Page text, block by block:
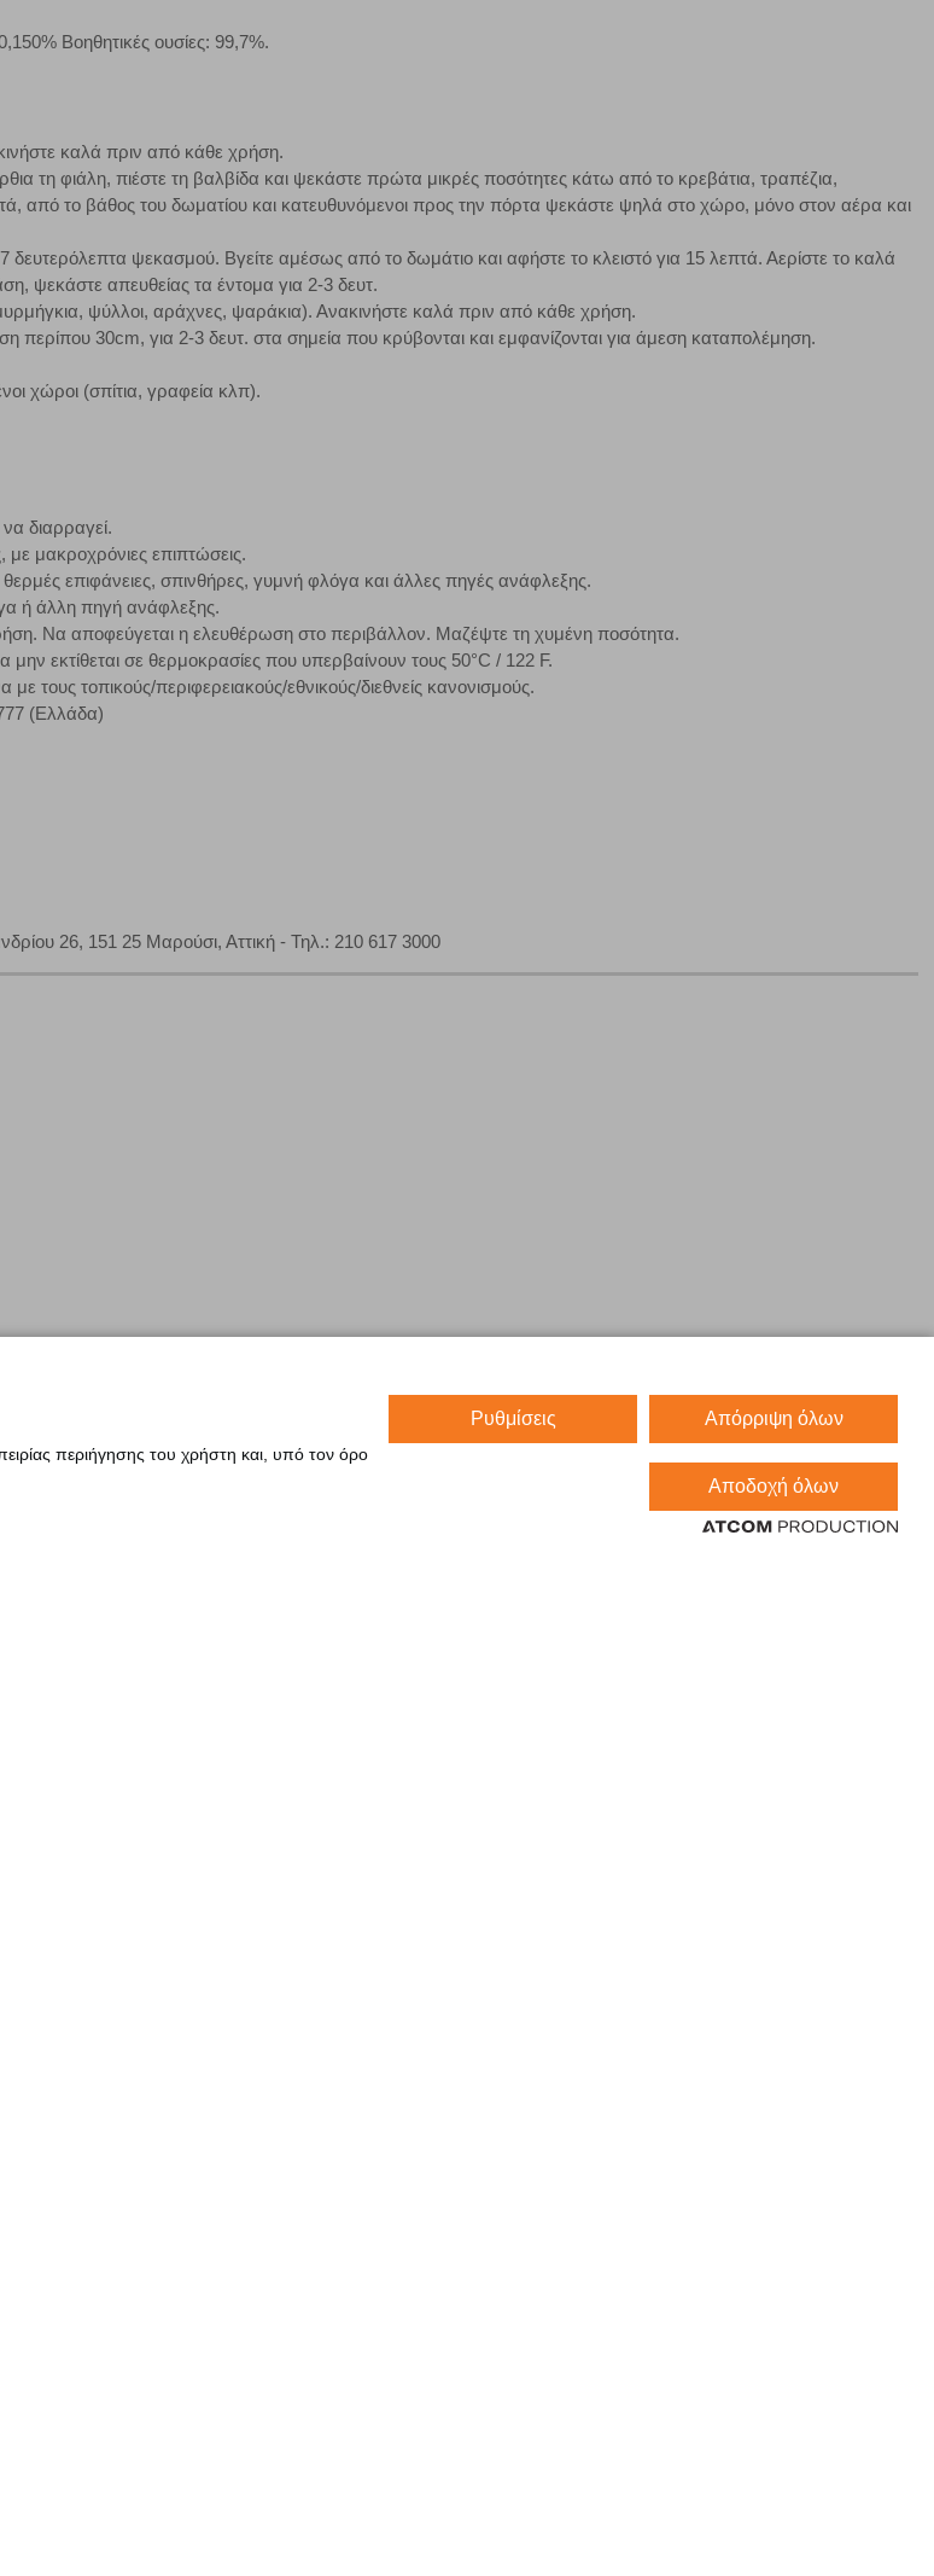
Βοηθητικές ουσίες: 99,7%.
καλά πριν από κάθε χρήση.
τη φιάλη, πιέστε τη βαλβίδα και ψεκάστε πρώτα μικρές ποσότητες κάτω από το κρεβάτια, τραπέζια,
από το βάθος του δωματίου και κατευθυνόμενοι προς την πόρτα ψεκάστε ψηλά στο χώρο, μόνο στον αέρα και
δευτερόλεπτα ψεκασμού. Βγείτε αμέσως από το δωμάτιο και αφήστε το κλειστό για 15 λεπτά. Αερίστε το καλά
ψεκάστε απευθείας τα έντομα για 2-3 δευτ.
ψύλλοι, αράχνες, ψαράκια). Ανακινήστε καλά πριν από κάθε χρήση.
30cm, για 2-3 δευτ. στα σημεία που κρύβονται και εμφανίζονται για άμεση καταπολέμηση.
χώροι (σπίτια, γραφεία κλπ).
διαρραγεί.
με μακροχρόνιες επιπτώσεις.
επιφάνειες, σπινθήρες, γυμνή φλόγα και άλλες πηγές ανάφλεξης.
ή άλλη πηγή ανάφλεξης.
Να αποφεύγεται η ελευθέρωση στο περιβάλλον. Μαζέψτε τη χυμένη ποσότητα.
μην εκτίθεται σε θερμοκρασίες που υπερβαίνουν τους 50°C / 122 F.
τους τοπικούς/περιφερειακούς/εθνικούς/διεθνείς κανονισμούς.
(Ελλάδα)
26, 151 25 Μαρούσι, Αττική - Τηλ.: 210 617 3000
περιήγησης του χρήστη και, υπό τον όρο
Ρυθμίσεις Απόρριψη όλων
Αποδοχή όλων
cookies, ορισμένες ή όλες από αυτές τις λειτουργίες ενδέχεται να μην λειτουργούν σωστά.
τη διαφήμιση) μέσω του ιστότοπού μας. Εφ’ όσον τα επιλέξετε, μπορεί να χρησιμοποιηθούν από τους ανωτέρω
διαφημίσεων σε άλλες τοποθεσίες. Τα cookies στόχευσης λειτουργούν αναγνωρίζοντας με μοναδικό τρόπο
κατηγορία cookies, δεν θα λαμβάνετε στοχευμένες διαφημίσεις μας σε διαφορετικούς ιστότοπους.
την επισκεψιμότητα του ιστότοπού μας, ώστε να μπορούμε να βελτιώσουμε την απόδοσή του. Μας βοηθούν
την αλληλεπίδραση του χρήστη και το χρόνο παραμονής του. Οι πληροφορίες που συλλέγονται από αυτά
αποδοχή αυτής της κατηγορίας cookies, δεν θα γνωρίζουμε πότε έχετε επισκεφθεί την τοποθεσία μας.
και ενεργοποιημένη. Έχετε ωστόσο τη δυνατότητα να ρυθμίσετε το πρόγραμμα περιήγησής σας ώστε να
την περίπτωση ορισμένα τμήματα του ιστότοπου να μη λειτουργούν.
Αποθήκευση ρυθμίσεων Απόρριψη όλων Αποδοχή όλων